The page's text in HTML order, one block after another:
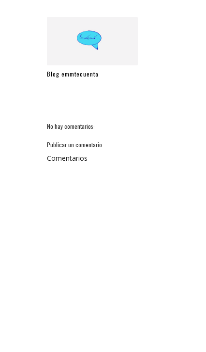
Blog emmtecuenta
No hay comentarios:
Publicar un comentario
Comentarios